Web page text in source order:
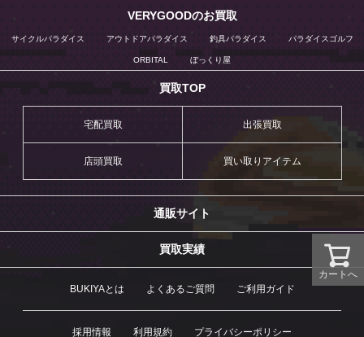
カートへ
VERYGOODのお買取
サイクルパラダイス アウトドアパラダイス 釣具パラダイス パラダイスゴルフ
ORBITAL ぼっくり屋
買取TOP
宅配買取 出張買取
店頭買取 買い取りアイテム
通販サイト
買取実績
BUKIYAとは よくあるご質問 ご利用ガイド
採用情報 利用規約 プライバシーポリシー